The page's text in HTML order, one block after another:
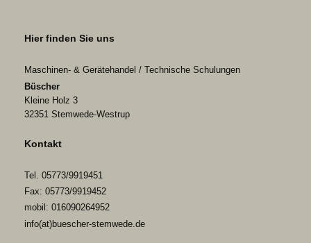
Hier finden Sie uns
Maschinen- & Gerätehandel / Technische Schulungen
Büscher
Kleine Holz 3
32351 Stemwede-Westrup
Kontakt
Tel. 05773/9919451
Fax: 05773/9919452
mobil: 016090264952
info(at)buescher-stemwede.de